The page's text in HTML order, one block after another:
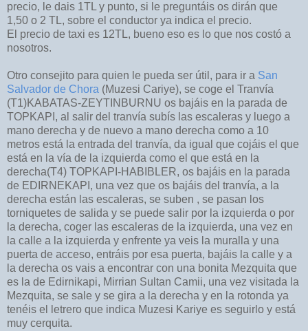
precio, le dais 1TL y punto, si le preguntáis os dirán que
1,50 o 2 TL, sobre el conductor ya indica el precio.
El precio de taxi es 12TL, bueno eso es lo que nos costó a
nosotros.
Otro consejito para quien le pueda ser útil, para ir a San
Salvador de Chora (Muzesi Cariye), se coge el Tranvía
(T1)KABATAS-ZEYTINBURNU os bajáis en la parada de
TOPKAPI, al salir del tranvía subís las escaleras y luego a
mano derecha y de nuevo a mano derecha como a 10
metros está la entrada del tranvía, da igual que cojáis el que
está en la vía de la izquierda como el que está en la
derecha(T4) TOPKAPI-HABIBLER, os bajáis en la parada
de EDIRNEKAPI, una vez que os bajáis del tranvía, a la
derecha están las escaleras, se suben , se pasan los
torniquetes de salida y se puede salir por la izquierda o por
la derecha, coger las escaleras de la izquierda, una vez en
la calle a la izquierda y enfrente ya veis la muralla y una
puerta de acceso, entráis por esa puerta, bajáis la calle y a
la derecha os vais a encontrar con una bonita Mezquita que
es la de Edirnikapi, Mirrian Sultan Camii, una vez visitada la
Mezquita, se sale y se gira a la derecha y en la rotonda ya
tenéis el letrero que indica Muzesi Kariye es seguirlo y está
muy cerquita.